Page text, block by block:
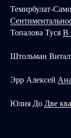
Темирбулат-
Топалова Туся В
Штольман
Эрр Алексей
Юлия До Две